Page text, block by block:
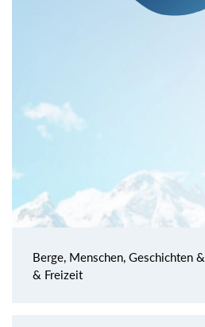
Berge, Menschen, Geschichten
& Freizeit